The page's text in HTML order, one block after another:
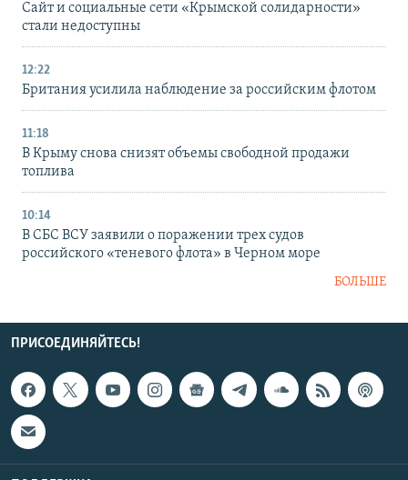
Сайт и социальные сети «Крымской солидарности»
стали недоступны
12:22
Британия усилила наблюдение за российским флотом
11:18
В Крыму снова снизят объемы свободной продажи
топлива
10:14
В СБС ВСУ заявили о поражении трех судов
российского «теневого флота» в Черном море
БОЛЬШЕ
ПРИСОЕДИНЯЙТЕСЬ!